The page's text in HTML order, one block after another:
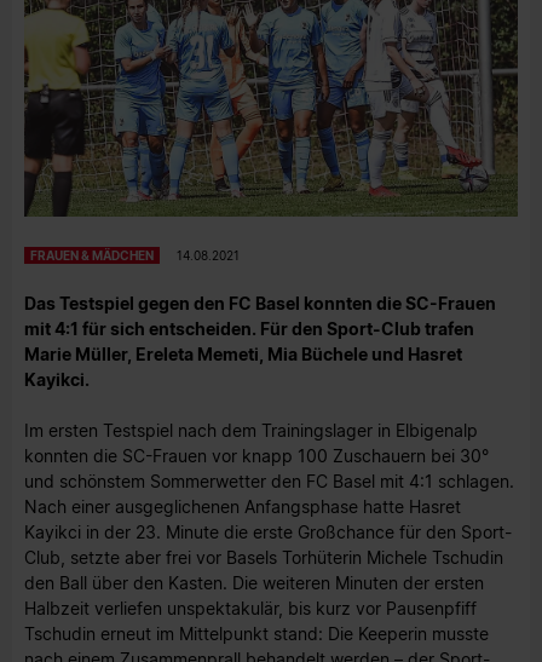
FRAUEN & MÄDCHEN 14.08.2021
Das Testspiel gegen den FC Basel konnten die SC-Frauen
mit 4:1 für sich entscheiden. Für den Sport-Club trafen
Marie Müller, Ereleta Memeti, Mia Büchele und Hasret
Kayikci.
Im ersten Testspiel nach dem Trainingslager in Elbigenalp
konnten die SC-Frauen vor knapp 100 Zuschauern bei 30°
und schönstem Sommerwetter den FC Basel mit 4:1 schlagen.
Nach einer ausgeglichenen Anfangsphase hatte Hasret
Kayikci in der 23. Minute die erste Großchance für den Sport-
Club, setzte aber frei vor Basels Torhüterin Michele Tschudin
den Ball über den Kasten. Die weiteren Minuten der ersten
Halbzeit verliefen unspektakulär, bis kurz vor Pausenpfiff
Tschudin erneut im Mittelpunkt stand: Die Keeperin musste